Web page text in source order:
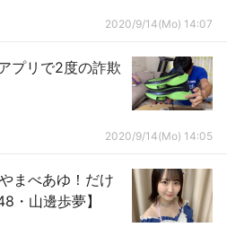
2020/9/14(Mo) 14:07
プリで2度の詐欺
2020/9/14(Mo) 14:05
まべあゆ！だけ
・山邊歩夢】